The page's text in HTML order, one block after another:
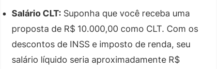
Salário CLT: Suponha que você receba uma
proposta de R$ 10.000,00 como CLT. Com os
descontos de INSS e imposto de renda, seu
salário líquido seria aproximadamente R$